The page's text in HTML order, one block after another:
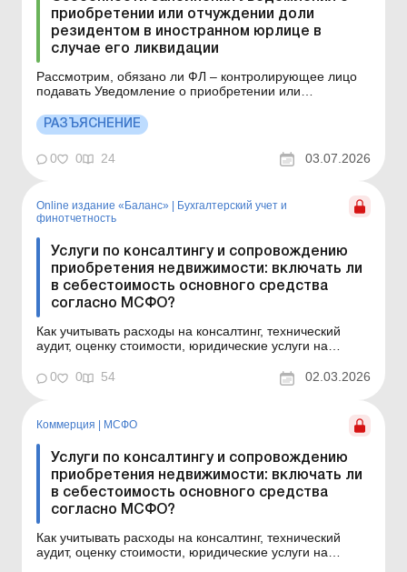
приобретении или отчуждении доли
резидентом в иностранном юрлице в
случае его ликвидации
Рассмотрим, обязано ли ФЛ – контролирующее лицо
подавать Уведомление о приобретении или
юридическом лице или имущественных прав на долю в
активах, доходах или прибыли образования без
статуса юридического лица в случае ликвидации
иностранного юрлица, есл...
РАЗЪЯСНЕНИЕ
0 0 24 03.07.2026
Online издание «Баланс»
Бухгалтерский учет и
финотчетность
Услуги по консалтингу и сопровождению
приобретения недвижимости: включать ли
в себестоимость основного средства
согласно МСФО?
Как учитывать расходы на консалтинг, технический
аудит, оценку стоимости, юридические услуги на
средств) – включать в первоначальную стоимость
(капитализировать) или в расходы периода? Баланс №
(составля...
0 0 54 02.03.2026
Коммерция | МСФО
Услуги по консалтингу и сопровождению
приобретения недвижимости: включать ли
в себестоимость основного средства
согласно МСФО?
Как учитывать расходы на консалтинг, технический
аудит, оценку стоимости, юридические услуги на